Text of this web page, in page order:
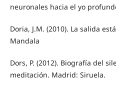
neuronales hacia el yo
Doria, J.M. (2010). La salida
Mandala
Dors, P. (2012). Biografía del
meditación. Madrid: Siruela.